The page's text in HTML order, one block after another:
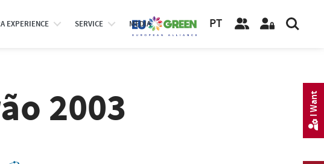
EXPERIENCE SERVICE MEDIA PT
2003 I Want